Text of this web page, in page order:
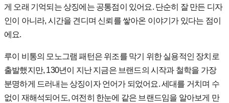
게 오래 기억되는 상징에는 공통점이 있어요. 단순히 잘 만든 디자
인이 아니라, 시간을 견디며 신뢰를 쌓아온 이야기가 있다는 점이
에요.
루이 비통의 모노그램 패턴은 위조를 막기 위한 실용적인 장치로
출발했지만, 130년이 지난 지금은 브랜드의 시작과 철학을 가장
분명하게 드러내는 상징이자 언어가 되었어요. 세대를 거치며 수
없이 재해석되어도, 여전히 한눈에 같은 브랜드임을 알아보게 만